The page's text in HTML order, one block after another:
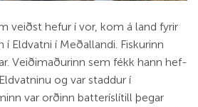
veiðst hef­ur í vor, kom á land fyr­ir
Eld­vatni í Meðallandi. Fisk­ur­inn
Veiðimaður­inn sem fékk hann hef­
og var stadd­ur í
var orðinn batte­rís­lít­ill þegar